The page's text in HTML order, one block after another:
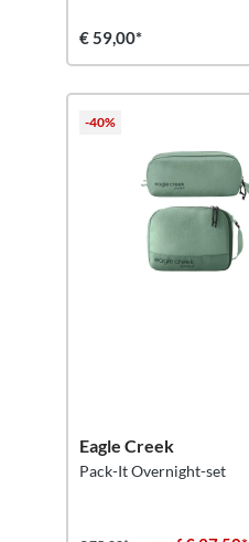
€ 59,00*
-40%
Eagle Creek
Pack-It Overnight-set